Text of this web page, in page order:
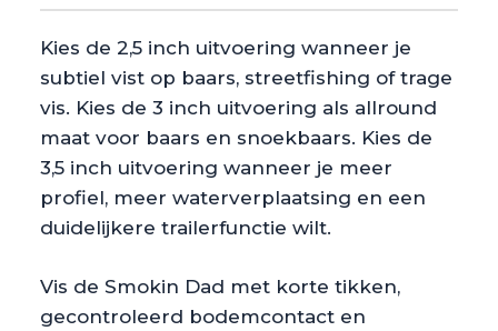
Kies de 2,5 inch uitvoering wanneer je
subtiel vist op baars, streetfishing of trage
vis. Kies de 3 inch uitvoering als allround
maat voor baars en snoekbaars. Kies de
3,5 inch uitvoering wanneer je meer
profiel, meer waterverplaatsing en een
duidelijkere trailerfunctie wilt.
Vis de Smokin Dad met korte tikken,
gecontroleerd bodemcontact en